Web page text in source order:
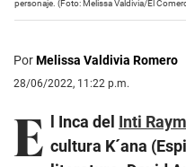
personaje. (Foto: Melissa Valdivia/El
PorMelissa Valdivia Romero
28/06/2022, 11:22 p.m.
E l Inca del Inti
cultura K´ana